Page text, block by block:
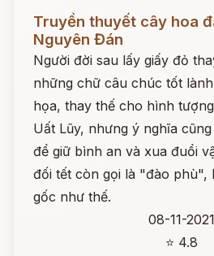
Đọc ngay
Truyền thuyết cây hoa
Nguyên Đán
Người đời sau lấy giấy đỏ
những chữ câu chúc tốt
họa, thay thế cho hình
Uất Lũy, nhưng ý nghĩa
để giữ bình an và xua đuổi
đối tết còn gọi là "đào phù",
gốc như thế.
08-11-2021
⭐ 4.8